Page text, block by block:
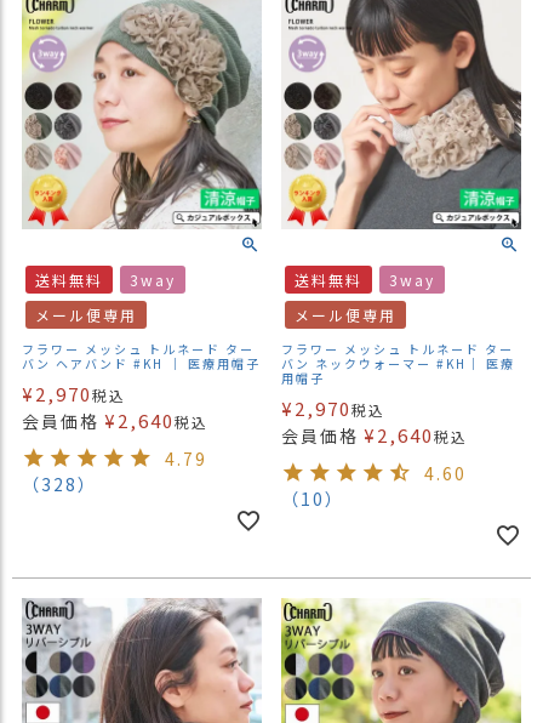
送料無料
3way
メール便専用
フラワー メッシュ トルネード ター
バン ヘアバンド #KH ｜ 医療用帽子
¥2,970税込
会員価格 ¥2,640税込
4.79
（328）
送料無料
3way
メール便専用
フラワー メッシュ トルネード ター
バン ネックウォーマー #KH｜ 医療
用帽子
¥2,970税込
会員価格 ¥2,640税込
4.60
（10）